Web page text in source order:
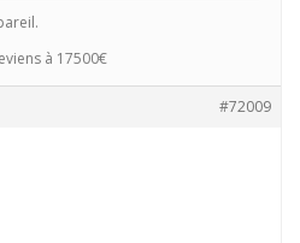
à 17500€
#72009